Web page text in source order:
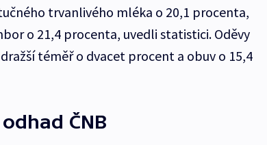
trvanlivého mléka o 20,1 procenta,
o 21,4 procenta, uvedli statistici. Oděvy
téměř o dvacet procent a obuv o 15,4
ČNB